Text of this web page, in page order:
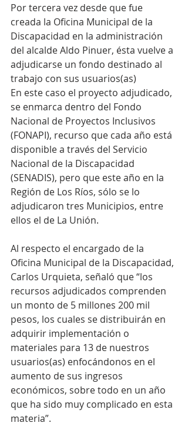
Por tercera vez desde que fue
creada la Oficina Municipal de la
Discapacidad en la administración
del alcalde Aldo Pinuer, ésta vuelve a
adjudicarse un fondo destinado al
trabajo con sus usuarios(as)
En este caso el proyecto adjudicado,
se enmarca dentro del Fondo
Nacional de Proyectos Inclusivos
(FONAPI), recurso que cada año está
disponible a través del Servicio
Nacional de la Discapacidad
(SENADIS), pero que este año en la
Región de Los Ríos, sólo se lo
adjudicaron tres Municipios, entre
ellos el de La Unión.
Al respecto el encargado de la
Oficina Municipal de la Discapacidad,
Carlos Urquieta, señaló que “los
recursos adjudicados comprenden
un monto de 5 millones 200 mil
pesos, los cuales se distribuirán en
adquirir implementación o
materiales para 13 de nuestros
usuarios(as) enfocándonos en el
aumento de sus ingresos
económicos, sobre todo en un año
que ha sido muy complicado en esta
materia”.